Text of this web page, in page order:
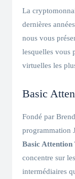
La
dernières
nous vous
lesquelles vous
virtuelles les
Basic
Fondé par
programmation
Basic Attention
concentre sur
intermédiaires